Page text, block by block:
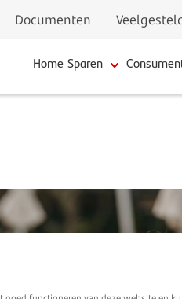
Documenten
Home Sparen